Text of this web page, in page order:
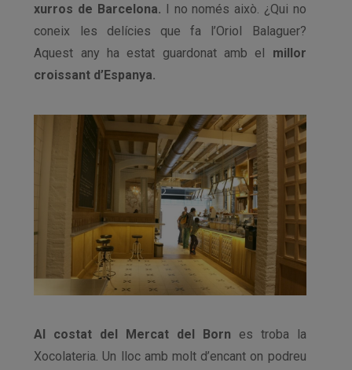
xurros de Barcelona. I no només això. ¿Qui no
coneix les delícies que fa l’Oriol Balaguer?
Aquest any ha estat guardonat amb el millor
croissant d’Espanya.
Al costat del Mercat del Born es troba la
Xocolateria. Un lloc amb molt d’encant on podreu